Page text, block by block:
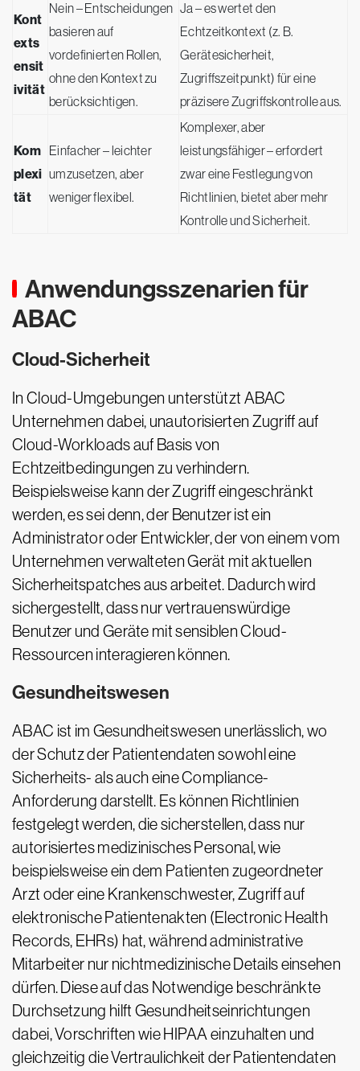
Kont
exts
ensit
ivität
Nein – Entscheidungen
basieren auf
vordefinierten Rollen,
ohne den Kontext zu
berücksichtigen.
Ja – es wertet den
Echtzeitkontext (z. B.
Gerätesicherheit,
Zugriffszeitpunkt) für eine
präzisere Zugriffskontrolle aus.
Kom
plexi
tät
Einfacher – leichter
umzusetzen, aber
weniger flexibel.
Komplexer, aber
leistungsfähiger – erfordert
zwar eine Festlegung von
Richtlinien, bietet aber mehr
Kontrolle und Sicherheit.
Anwendungsszenarien für
ABAC
Cloud-Sicherheit
In Cloud-Umgebungen unterstützt ABAC
Unternehmen dabei, unautorisierten Zugriff auf
Cloud-Workloads auf Basis von
Echtzeitbedingungen zu verhindern.
Beispielsweise kann der Zugriff eingeschränkt
werden, es sei denn, der Benutzer ist ein
Administrator oder Entwickler, der von einem vom
Unternehmen verwalteten Gerät mit aktuellen
Sicherheitspatches aus arbeitet. Dadurch wird
sichergestellt, dass nur vertrauenswürdige
Benutzer und Geräte mit sensiblen Cloud-
Ressourcen interagieren können.
Gesundheitswesen
ABAC ist im Gesundheitswesen unerlässlich, wo
der Schutz der Patientendaten sowohl eine
Sicherheits- als auch eine Compliance-
Anforderung darstellt. Es können Richtlinien
festgelegt werden, die sicherstellen, dass nur
autorisiertes medizinisches Personal, wie
beispielsweise ein dem Patienten zugeordneter
Arzt oder eine Krankenschwester, Zugriff auf
elektronische Patientenakten (Electronic Health
Records, EHRs) hat, während administrative
Mitarbeiter nur nichtmedizinische Details einsehen
dürfen. Diese auf das Notwendige beschränkte
Durchsetzung hilft Gesundheitseinrichtungen
dabei, Vorschriften wie HIPAA einzuhalten und
gleichzeitig die Vertraulichkeit der Patientendaten